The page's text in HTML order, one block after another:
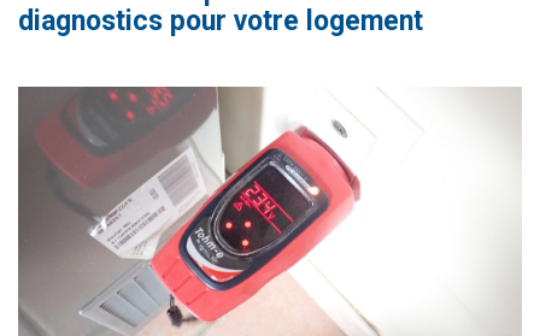
diagnostics pour votre logement